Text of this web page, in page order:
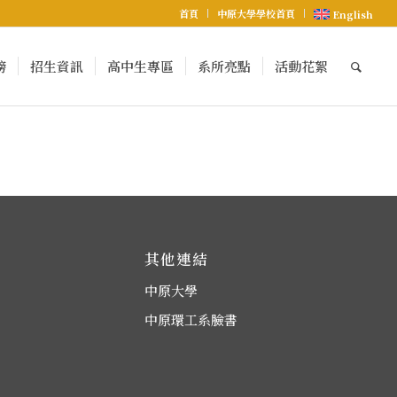
首頁 中原大學學校首頁 English
招生資訊 高中生專區 系所亮點 活動花絮
其他連結
中原大學
中原環工系臉書